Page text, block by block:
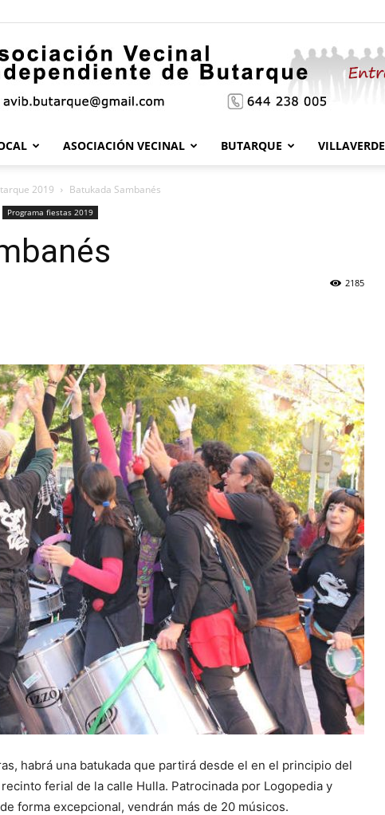
Independiente
de
Butarque
ASOCIACIÓN VECINAL BUTARQUE VILLAVERDE
2019 Batukada Sambanés
Programa fiestas 2019
2185
habrá una batukada que partirá desde el en el principio del
ferial de la calle Hulla. Patrocinada por Logopedia y
forma excepcional, vendrán más de 20 músicos.